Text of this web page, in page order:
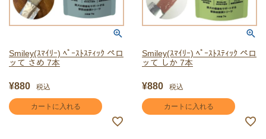
Smiley(ｽﾏｲﾘｰ) ﾍﾟｰｽﾄｽﾃｨｯｸ ペロ
ッて さめ 7本
¥880 税込
カートに入れる
Smiley(ｽﾏｲﾘｰ) ﾍﾟｰｽﾄｽﾃｨｯｸ ペロ
ッて しか 7本
¥880 税込
カートに入れる